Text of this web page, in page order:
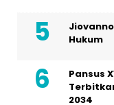
Hukum
Pansus
2034